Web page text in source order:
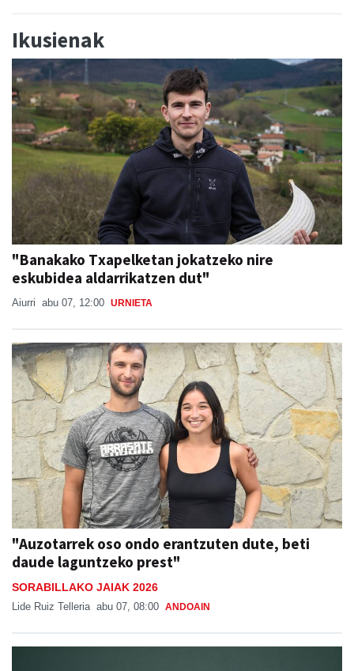
Ikusienak
"Banakako Txapelketan jokatzeko nire
eskubidea aldarrikatzen dut"
Aiurri abu 07, 12:00 URNIETA
"Auzotarrek oso ondo erantzuten dute, beti
daude laguntzeko prest"
SORABILLAKO JAIAK 2026
Lide Ruiz Telleria abu 07, 08:00 ANDOAIN